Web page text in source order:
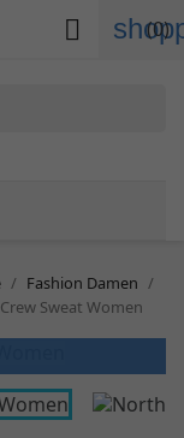
(0)

Fashion Damen
Sweat Women